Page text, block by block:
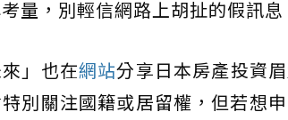
量，別輕信網路上胡扯的假訊息
」也在網站分享日本房產投資
別關注國籍或居留權，但若想